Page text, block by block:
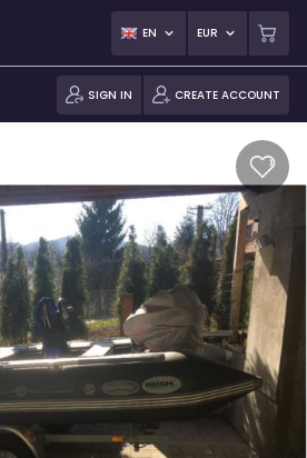
EN EUR
SIGN IN CREATE ACCOUNT